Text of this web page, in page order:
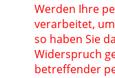
Werden Ihre
verarbeitet,
so haben Sie
Widerspruch
betreffender